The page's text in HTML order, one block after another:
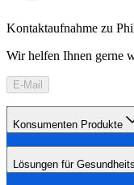
Kontaktaufnahme zu
Wir helfen Ihnen gerne
E-Mail
Konsumenten Produkte
Lösungen für